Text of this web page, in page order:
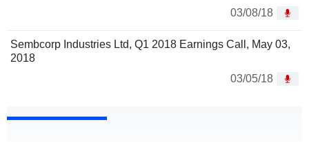
03/08/18
Sembcorp Industries Ltd, Q1 2018 Earnings Call, May 03,
2018
03/05/18